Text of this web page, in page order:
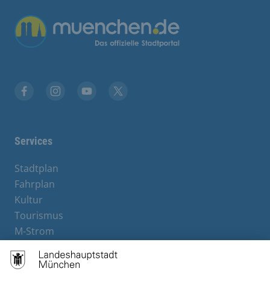
Übergreifende Links
Services
Stadtplan
Fahrplan
Kultur
Tourismus
M-Strom
Hotels